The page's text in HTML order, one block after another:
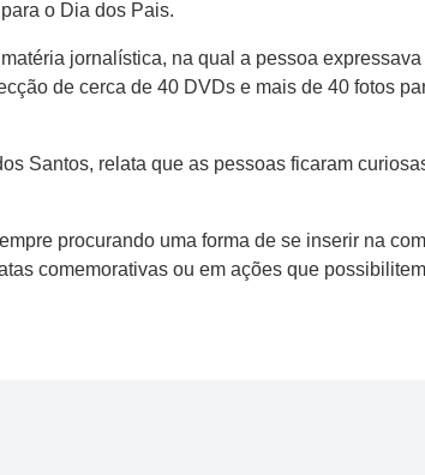
o Dia dos Pais.
jornalística, na qual a pessoa
de cerca de 40 DVDs e mais de 40 fotos
Santos, relata que as pessoas ficaram
procurando uma forma de se inserir na
comemorativas ou em ações que